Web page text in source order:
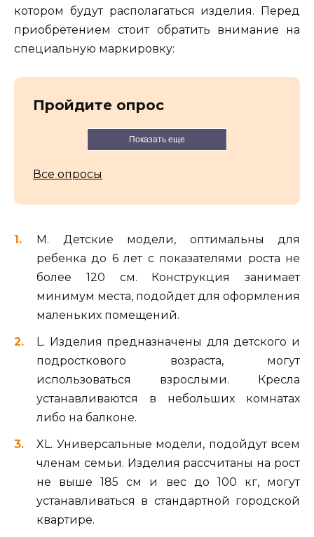
котором будут располагаться изделия. Перед
приобретением стоит обратить внимание на
специальную маркировку:
Пройдите опрос
Показать еще
Все опросы
М. Детские модели, оптимальны для
ребенка до 6 лет с показателями роста не
более 120 см. Конструкция занимает
минимум места, подойдет для оформления
маленьких помещений.
L. Изделия предназначены для детского и
подросткового возраста, могут
использоваться взрослыми. Кресла
устанавливаются в небольших комнатах
либо на балконе.
XL. Универсальные модели, подойдут всем
членам семьи. Изделия рассчитаны на рост
не выше 185 см и вес до 100 кг, могут
устанавливаться в стандартной городской
квартире.